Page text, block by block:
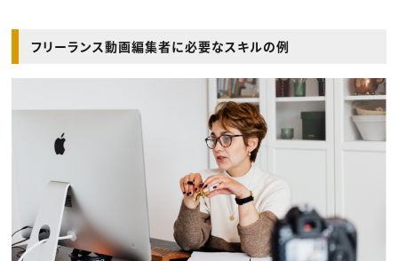
フリーランス動画編集者に必要なスキルの例